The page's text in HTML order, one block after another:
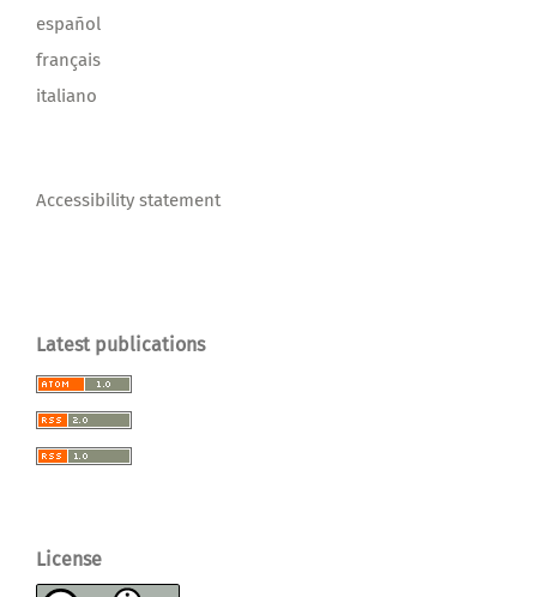
español
français
italiano
Accessibility statement
Latest publications
License